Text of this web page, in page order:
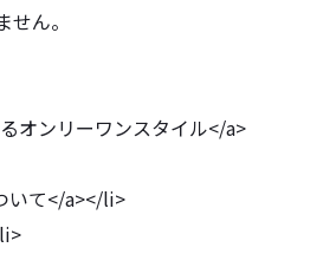
ん。
オンリーワンスタイル</a>
いて</a></li>